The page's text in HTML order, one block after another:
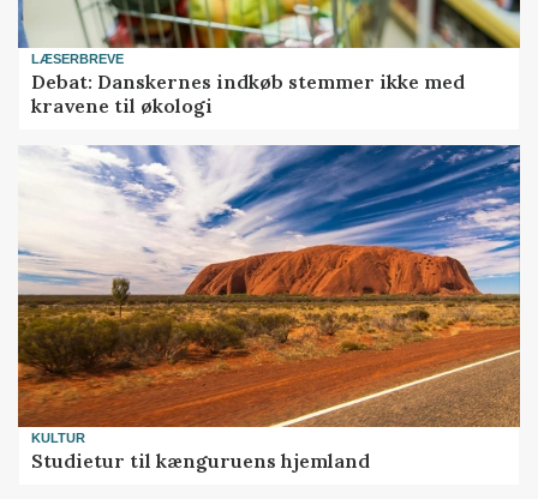
LÆSERBREVE
Debat: Danskernes indkøb stemmer ikke med
kravene til økologi
KULTUR
Studietur til kænguruens hjemland